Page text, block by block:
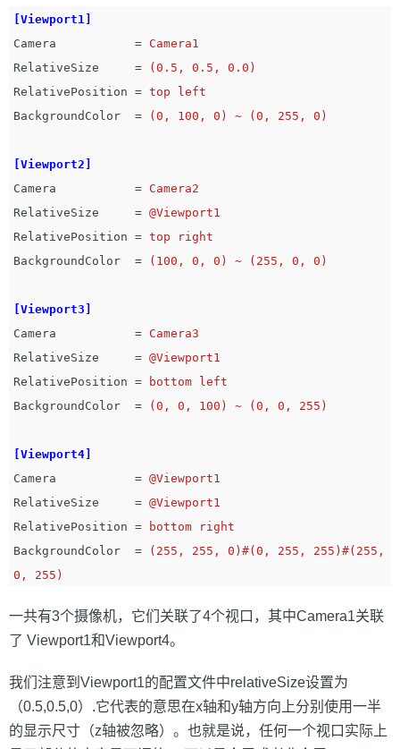
[Viewport1]
Camera
= Camera1
RelativeSize
=
(0.5, 0.5, 0.0)
RelativePosition = top left
BackgroundColor
= (0, 100, 0) ~ (0, 255, 0)
[Viewport2]
Camera
= Camera2
RelativeSize
= @Viewport1
RelativePosition = top right
BackgroundColor
= (100, 0, 0) ~ (255, 0, 0)
[Viewport3]
Camera
= Camera3
RelativeSize
= @Viewport1
RelativePosition =
bottom left
BackgroundColor
= (0, 0, 100) ~ (0, 0, 255)
[Viewport4]
Camera
= @Viewport1
RelativeSize
= @Viewport1
RelativePosition =
bottom right
BackgroundColor
=
(255, 255, 0)#(0, 255, 255)#(255,
0, 255)
一共有3个摄像机，它们关联了4个视口，其中Camera1关联
了 Viewport1和Viewport4。
我们注意到Viewport1的配置文件中relativeSize设置为
（0.5,0.5,0）.它代表的意思在x轴和y轴方向上分别使用一半
的显示尺寸（z轴被忽略）。也就是说，任何一个视口实际上